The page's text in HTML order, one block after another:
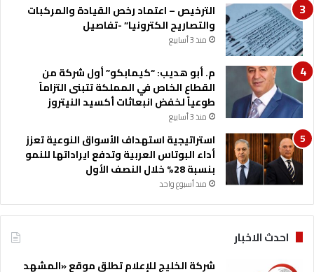
الترخيص – اعتماد رخص القيادة والمركبات
والتصاريح الكترونيا” -تفاصيل
منذ 3 أسابيع
م. أبو هديب: “كيمابكو” أول شركة من
القطاع الخاص في المملكة تتبنى التزاماً
طوعياً لخفض انبعاثات أكسيد النيتروز
منذ 3 أسابيع
استراتيجية استهداف الأسواق النوعية تعزز
أداء البوتاس العربية وتدفع ايراداتها للنمو
بنسبة 28% خلال النصف الأول
منذ أسبوع واحد
احدث الاخبار
شركة الخليج للإعلام تطلق موقع «المشهد